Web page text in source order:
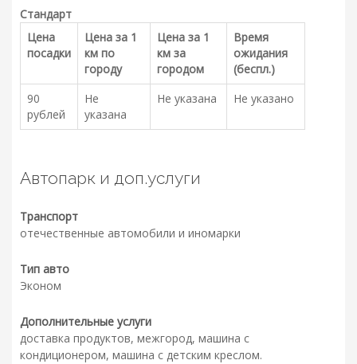
Стандарт
Цена
посадки
Цена за 1
км по
городу
Цена за 1
км за
городом
Время
ожидания
(беспл.)
90
рублей
Не
указана
Не указана Не указано
Автопарк и доп.услуги
Транспорт
отечественные автомобили и иномарки
Тип авто
Эконом
Дополнительные услуги
доставка продуктов, межгород, машина с
кондиционером, машина с детским креслом.